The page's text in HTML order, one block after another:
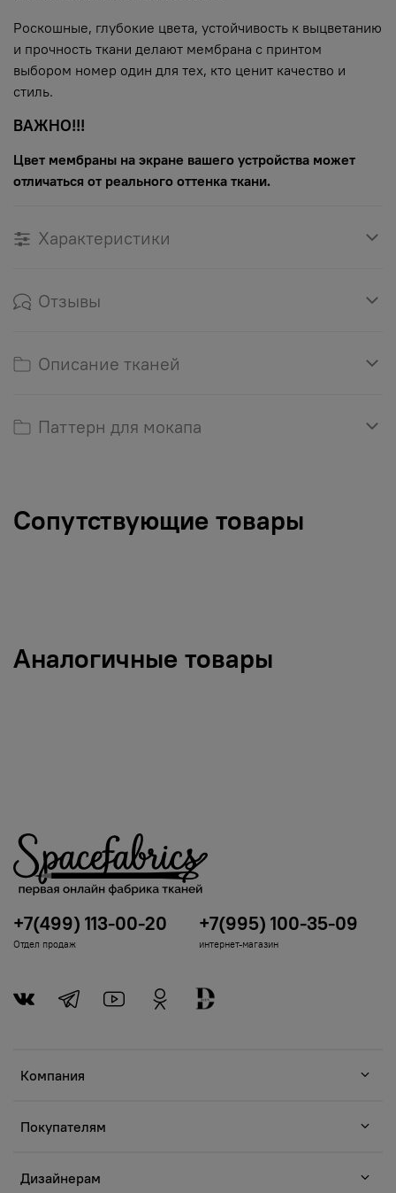
Роскошные, глубокие цвета, устойчивость к выцветанию
и прочность ткани делают мембрана с принтом
выбором номер один для тех, кто ценит качество и
стиль.
ВАЖНО!!!
Цвет мембраны на экране вашего устройства может
отличаться от реального оттенка ткани.
Характеристики
Отзывы
Описание тканей
Паттерн для мокапа
Сопутствующие товары
Аналогичные товары
Компания
Покупателям
Дизайнерам
+7(499) 113-00-20
Отдел продаж
+7(995) 100-35-09
интернет-магазин